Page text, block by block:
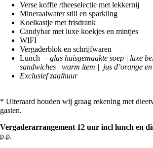
Verse koffie /theeselectie met lekkernij
Mineraalwater still en sparkling
Koelkastje met frisdrank
Candybar met luxe koekjes en mintjes
WIFI
Vergaderblok en schrijfwaren
Lunch – glas huisgemaakte soep | luxe
sandwiches | warm item | jus d’orange
Exclusief zaalhuur
* Uiteraard houden wij graag rekening met
gasten.
Vergaderarrangement 12 uur incl lunch en
p.p.‍